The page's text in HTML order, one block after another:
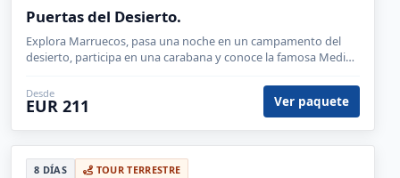
Puertas del Desierto.
Explora Marruecos, pasa una noche en un campamento del
desierto, participa en una carabana y conoce la famosa Medina
Desde
EUR 211 Ver paquete
8 DÍAS TOUR TERRESTRE